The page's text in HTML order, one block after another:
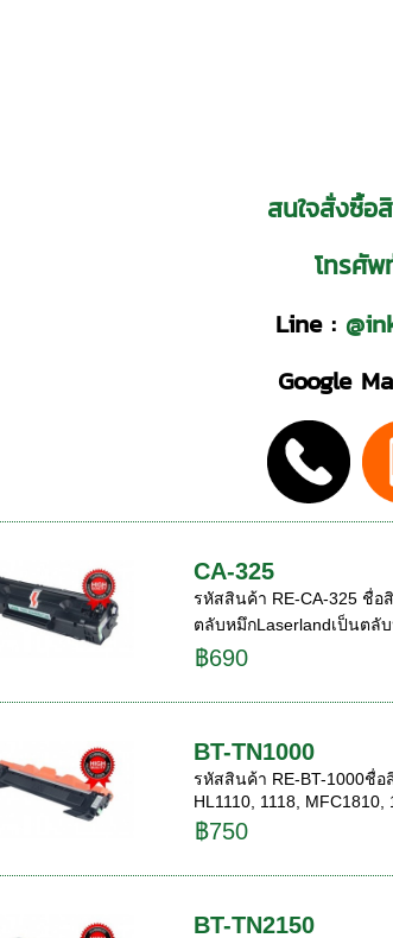
สนใจสั่งซื้อ
โทรศัพ
Line :
Google
CA-325
รหัสสินค้า RE-CA-325 ชื่อ
ตลับหมึกLaserlandเป็นตลั
฿690
BT-TN1000
รหัสสินค้า RE-BT-1000ชื่อ
HL1110, 1118,
฿750
BT-TN2150